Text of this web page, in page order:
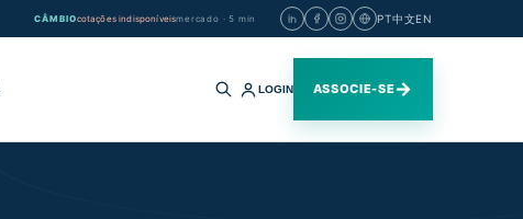
CÂMBIOcotações indisponíveismercado · 5 min PT中文EN
Buscar
site
LOGIN ASSOCIE-SE→